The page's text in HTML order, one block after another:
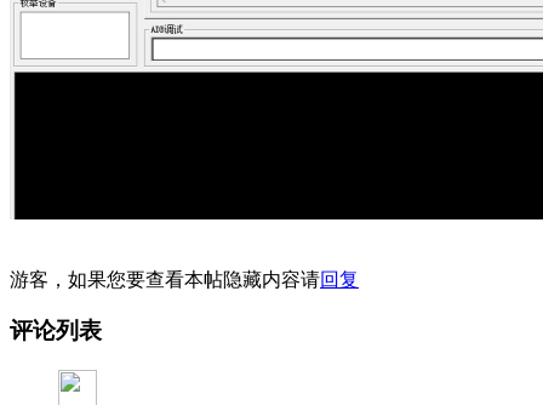
游客，如果您要查看本帖隐藏内容请回复
评论列表